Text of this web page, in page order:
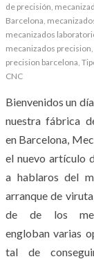
de precisión
Barcelona
mecanizados
mecanizados precision
precision barcelona
CNC
Bienvenidos un
nuestra fábrica
en Barcelona,
el nuevo artículo
a hablaros del
arranque de
de de los
engloban varias
tal de